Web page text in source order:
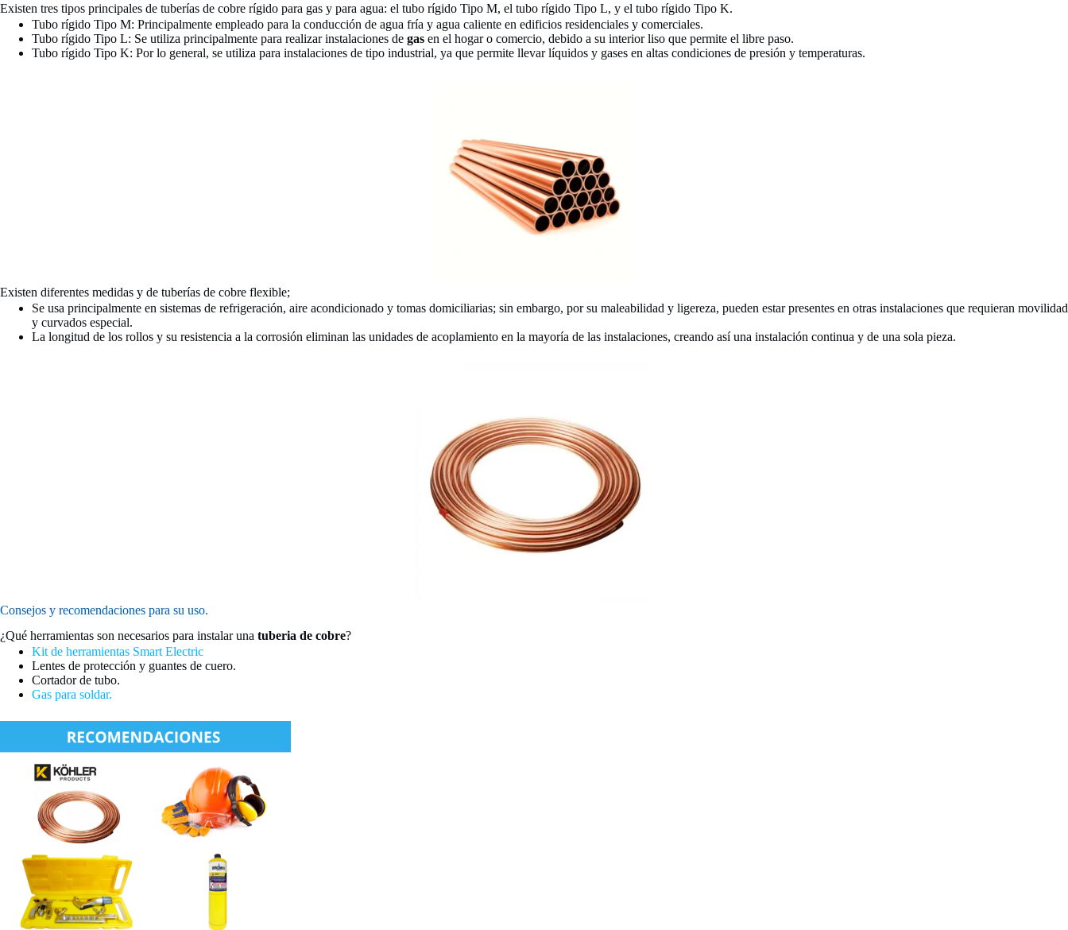
Existen tres tipos principales de tuberías de cobre rígido para gas y para agua: el tubo rígido Tipo M, el tubo rígido Tipo L, y el tubo rígido Tipo K.
Tubo rígido Tipo M: Principalmente empleado para la conducción de agua fría y agua caliente en edificios residenciales y comerciales.
Tubo rígido Tipo L: Se utiliza principalmente para realizar instalaciones de gas en el hogar o comercio, debido a su interior liso que permite el libre paso.
Tubo rígido Tipo K: Por lo general, se utiliza para instalaciones de tipo industrial, ya que permite llevar líquidos y gases en altas condiciones de presión y temperaturas.
Existen diferentes medidas y de tuberías de cobre flexible;
Se usa principalmente en sistemas de refrigeración, aire acondicionado y tomas domiciliarias; sin embargo, por su maleabilidad y ligereza, pueden estar presentes en otras instalaciones que requieran movilidad
y curvados especial.
La longitud de los rollos y su resistencia a la corrosión eliminan las unidades de acoplamiento en la mayoría de las instalaciones, creando así una instalación continua y de una sola pieza.
Consejos y recomendaciones para su uso.
¿Qué herramientas son necesarios para instalar una tuberia de cobre?
Kit de herramientas Smart Electric
Lentes de protección y guantes de cuero.
Cortador de tubo.
Gas para soldar.